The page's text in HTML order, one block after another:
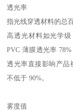
透光率
指光线穿透材料的总
高透光材料如光学级
PVC 薄膜透光率 78%
透光率直接影响产品
不低于90%。
雾度值